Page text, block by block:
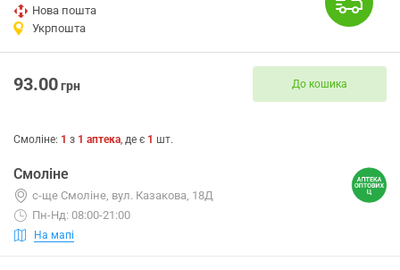
Нова пошта
Укрпошта
93.00грн До кошика
Смоліне: 1 з 1 аптека, де є 1 шт.
Смоліне
с-ще Смоліне, вул. Казакова, 18Д
Пн-Нд: 08:00-21:00
На мапі